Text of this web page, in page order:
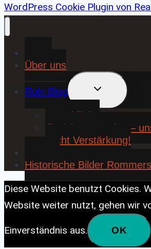
WordPress Cookie Plugin von
Über uns
Roki Blog
❤️ Rokiliebe
⚽ KickStart 25/26 –
sucht Verstärkung!
Historische Bilder
Diese Website benutzt Cookies.
Website weiter nutzt, gehen wir
Einverständnis aus. OK